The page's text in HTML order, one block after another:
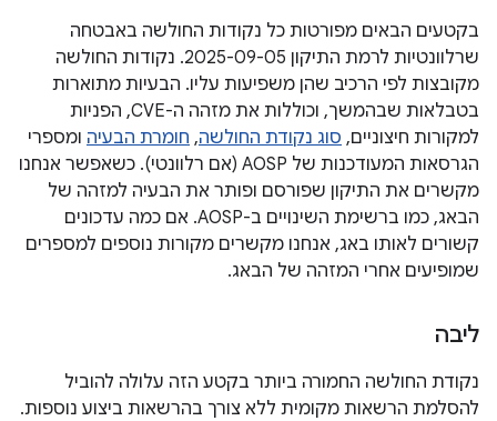
בקטעים הבאים מפורטות כל נקודות החולשה באבטחה
שרלוונטיות לרמת התיקון 2025-09-05. נקודות החולשה
מקובצות לפי הרכיב שהן משפיעות עליו. הבעיות מתוארות
בטבלאות שבהמשך, וכוללות את מזהה ה-CVE, הפניות
למקורות חיצוניים, סוג נקודת החולשה, חומרת הבעיה ומספרי
הגרסאות המעודכנות של AOSP (אם רלוונטי). כשאפשר אנחנו
מקשרים את התיקון שפורסם ופותר את הבעיה למזהה של
הבאג, כמו ברשימת השינויים ב-AOSP. אם כמה עדכונים
קשורים לאותו באג, אנחנו מקשרים מקורות נוספים למספרים
שמופיעים אחרי המזהה של הבאג.
ליבה
נקודת החולשה החמורה ביותר בקטע הזה עלולה להוביל
להסלמת הרשאות מקומית ללא צורך בהרשאות ביצוע נוספות.